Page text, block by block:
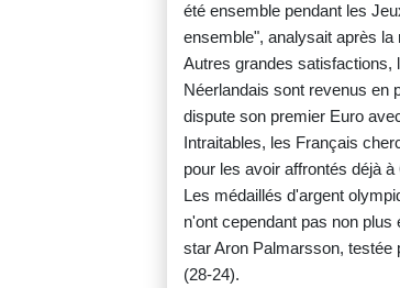
été ensemble pendant les
ensemble", analysait après
Autres grandes satisfactions,
Néerlandais sont revenus en
dispute son premier Euro
Intraitables, les Français
pour les avoir affrontés déjà
Les médaillés d'argent
n'ont cependant pas non
star Aron Palmarsson, testée
(28-24).